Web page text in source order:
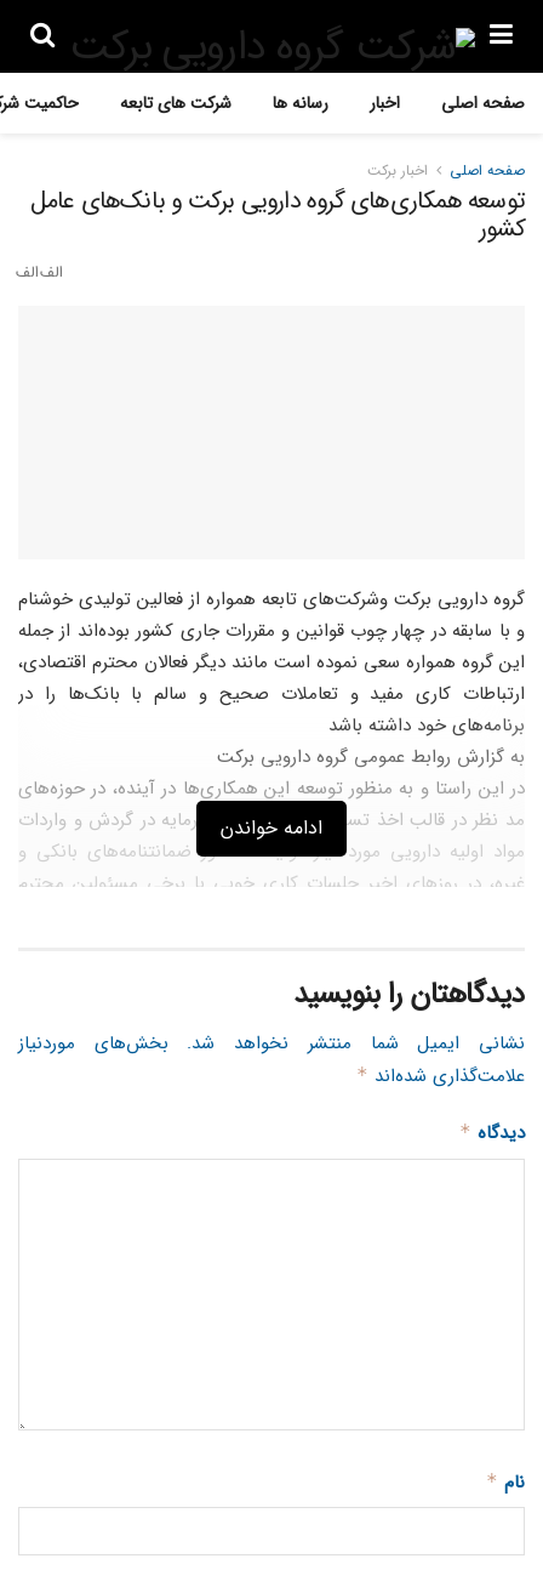
صفحه اصلی اخبار رسانه ها شرکت های تابعه حاکمیت
صفحه اصلی اخبار برکت
توسعه همکاری‌های گروه دارویی برکت و بانک‌های عامل
کشور
گروه دارویی برکت وشرکت‌های تابعه همواره از فعالین تولیدی خوشنام
و با سابقه در چهار چوب قوانین و مقررات جاری کشور بوده‌اند از جمله
این گروه همواره سعی نموده است مانند دیگر فعالان محترم اقتصادی،
ارتباطات کاری مفید و تعاملات صحیح و سالم با بانک‌ها را در
برنامه‌های خود داشته باشد
به گزارش روابط عمومی گروه دارویی برکت
در این راستا و به منظور توسعه این همکاری‌ها در آینده، در حوزه‌های
مد نظر در قالب اخذ تسهیلات برای تامین سرمایه در گردش و واردات
مواد اولیه دارویی مورد نیاز تولید ، صدور ضمانتنامه‌های بانکی و
غیره، در روزهای اخیر جلسات کاری خوبی با برخی مسئولین محترم
بدین منظور تاکنون جلساتی با مسئولین محترم بانک‌های ملی ، رفاه
و کارآفرین برگزار گردیده است و گفتگوهای مقدماتی برای بهبود و
توسعه همکاری‌ها صورت پذیرفته است.
اخبار تکمیلی متعاقباً به اطلاع خواهد رسید.
ادامه خواندن
دیدگاهتان را بنویسید
نشانی ایمیل شما منتشر نخواهد شد.
بخش‌های موردنیاز
علامت‌گذاری شده‌اند *
دیدگاه *
نام *